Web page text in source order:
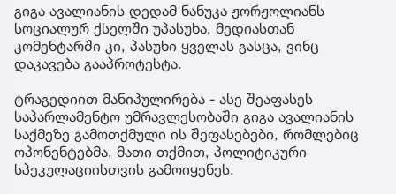
გიგა ავალიანის დედამ ნანუკა ჟორჟოლიანს
სოციალურ ქსელში უპასუხა, მედიასთან
კომენტარში კი, პასუხი ყველას გასცა, ვინც
დაკავება გააპროტესტა.
ტრაგედიით მანიპულირება - ასე შეაფასეს
საპარლამენტო უმრავლესობაში გიგა ავალიანის
საქმეზე გამოთქმული ის შეფასებები, რომლებიც
ოპონენტებმა, მათი თქმით, პოლიტიკური
სპეკულაციისთვის გამოიყენეს.